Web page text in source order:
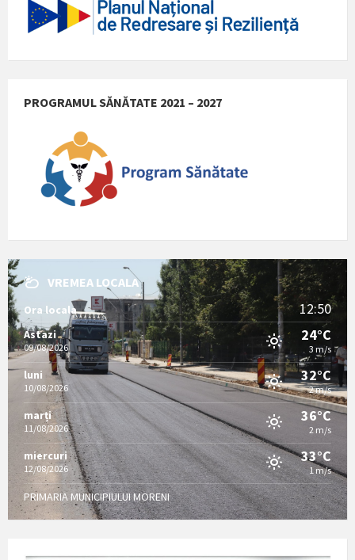
PROGRAMUL SĂNĂTATE 2021 – 2027
VREMEA LOCALA
Ora locala 12:50
Astazi
09/08/2026
24°C
3 m/s
luni
10/08/2026
32°C
2 m/s
marți
11/08/2026
36°C
2 m/s
miercuri
12/08/2026
33°C
1 m/s
PRIMARIA MUNICIPIULUI MORENI